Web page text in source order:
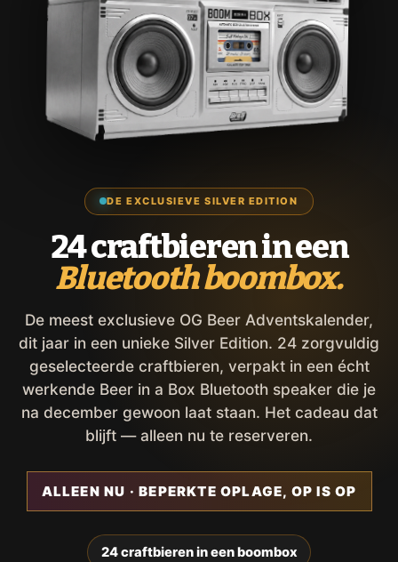
DE EXCLUSIEVE SILVER EDITION
24 craftbieren in een
Bluetooth boombox.
De meest exclusieve OG Beer Adventskalender,
dit jaar in een unieke Silver Edition. 24 zorgvuldig
geselecteerde craftbieren, verpakt in een écht
werkende Beer in a Box Bluetooth speaker die je
na december gewoon laat staan. Het cadeau dat
blijft — alleen nu te reserveren.
ALLEEN NU · BEPERKTE OPLAGE, OP IS OP
24 craftbieren in een boombox